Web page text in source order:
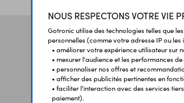
Vos avis
NOUS RESPECTONS VOTRE VIE
Gotronic utilise des technologies telles que
personnelles (comme votre adresse IP ou
• améliorer votre expérience utilisateur sur
• mesurer l'audience et les performances de
• personnaliser nos offres et
• afficher des publicités pertinentes en
• faciliter l'interaction avec des services
paiement).